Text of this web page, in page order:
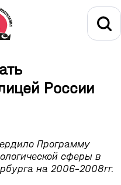
России
Программу
сферы в
на 2006-2008гг.